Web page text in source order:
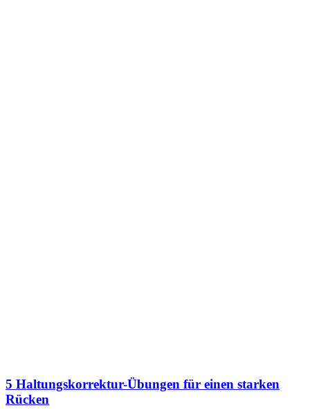
5 Haltungskorrektur-Übungen für einen starken
Rücken